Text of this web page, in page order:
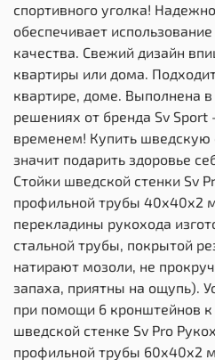
спортивного уголка!
обеспечивает
качества. Свежий дизайн
квартиры или дома.
квартире, доме. Выполнена
решениях от бренда Sv Sport
временем! Купить шведскую
значит подарить здоровье
Стойки шведской стенки Sv
профильной трубы 40х40х2
перекладины рукохода
стальной трубы, покрытой
натирают мозоли, не
запаха, приятны на ощупь).
при помощи 6 кронштейнов к
шведской стенке Sv Pro
профильной трубы 60х40х2